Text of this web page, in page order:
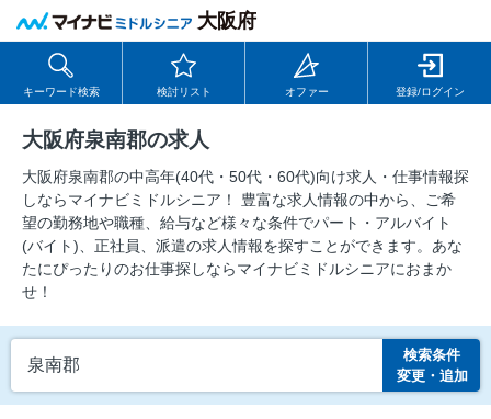
大阪府
キーワード検索 検討リスト オファー 登録/ログイン
大阪府泉南郡の求人
大阪府泉南郡の中⾼年(40代・50代・60代)向け求⼈・仕事情報探
しならマイナビミドルシニア！ 豊富な求人情報の中から、ご希
望の勤務地や職種、給与など様々な条件でパート・アルバイト
(バイト)、正社員、派遣の求人情報を探すことができます。あな
たにぴったりのお仕事探しならマイナビミドルシニアにおまか
せ！
泉南郡
検索条件
変更・追加